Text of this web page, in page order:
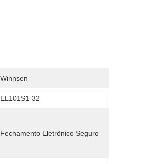
Winnsen
EL101S1-32
Fechamento Eletrônico Seguro